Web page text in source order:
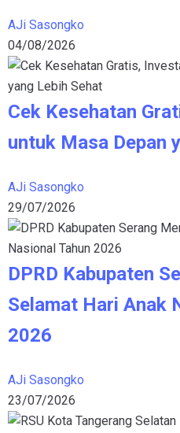
AJi Sasongko
04/08/2026
Cek Kesehatan
untuk Masa Depan
AJi Sasongko
29/07/2026
DPRD Kabupaten
Selamat Hari Anak
2026
AJi Sasongko
23/07/2026